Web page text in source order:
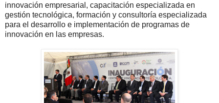
innovación empresarial, capacitación especializada en
gestión tecnológica, formación y consultoría especializada
para el desarrollo e implementación de programas de
innovación en las empresas.